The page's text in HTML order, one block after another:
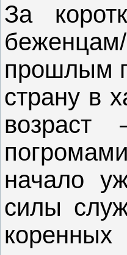
За
прошлым
страну в
начало
силы